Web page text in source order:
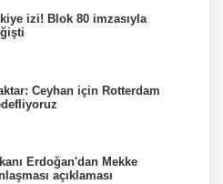
izi! Blok 80 imzasıyla
Ceyhan için Rotterdam
Erdoğan'dan Mekke
açıklaması